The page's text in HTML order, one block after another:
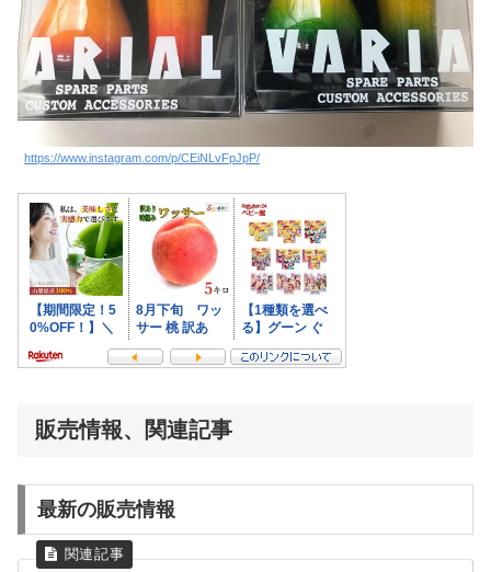
https://www.instagram.com/p/CEiNLvFpJpP/
販売情報、関連記事
最新の販売情報